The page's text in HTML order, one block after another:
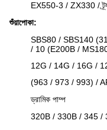
EX550-3 / ZX330 /
শুঁয়াপোকা:
SBS80 / SBS140
/ 10 (E200B /
12G / 14G / 16G /
(963 / 973 / 993) /
ড্রামিক পাম্প
320B / 330B / 345 /